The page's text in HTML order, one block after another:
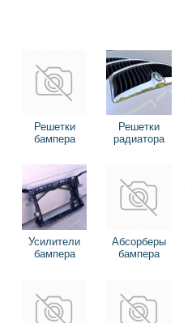
Решетки
бампера
Решетки
радиатора
Усилители
бампера
Абсорберы
бампера